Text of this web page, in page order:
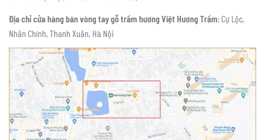
Địa chỉ cửa hàng bán vòng tay gỗ trầm hương Việt Hương Trầm: Cự Lộc,
Nhân Chính, Thanh Xuân, Hà Nội